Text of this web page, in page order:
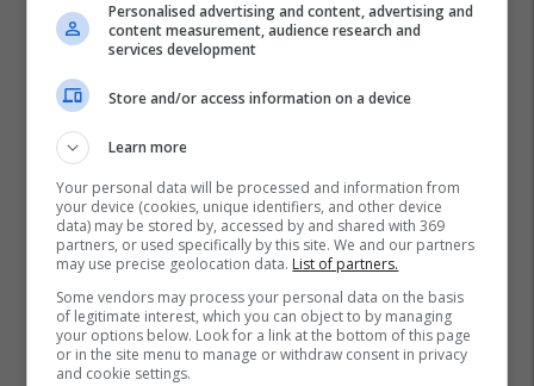
Revolucioni Laraman Maqedoni
Personalised advertising and content, advertising and
content measurement, audience research and
services development
Store and/or access information on a device
Learn more
Your personal data will be processed and information from
your device (cookies, unique identifiers, and other device
data) may be stored by, accessed by and shared with 369
partners, or used specifically by this site. We and our partners
may use precise geolocation data. List of partners.
Some vendors may process your personal data on the basis
of legitimate interest, which you can object to by managing
your options below. Look for a link at the bottom of this page
or in the site menu to manage or withdraw consent in privacy
and cookie settings.